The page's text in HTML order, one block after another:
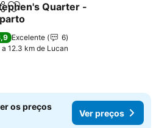
Adicionar aos favoritos
Quarter -
preços
Excelente
6
a 12.3 km de Lucan
os preços
Ver preços